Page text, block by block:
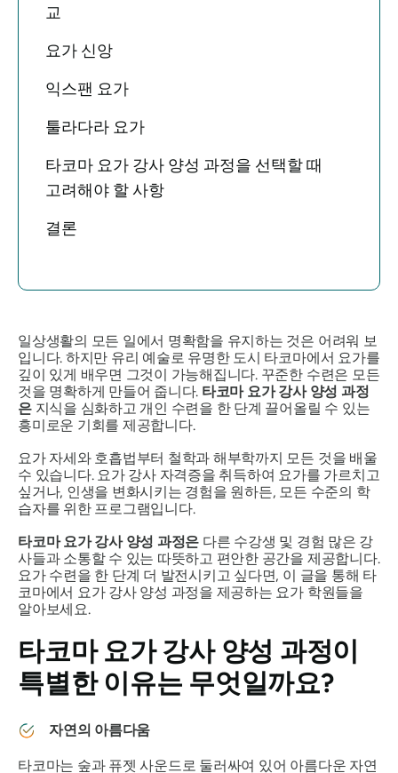
교
요가 신앙
익스팬 요가
툴라다라 요가
타코마 요가 강사 양성 과정을 선택할 때
고려해야 할 사항
결론
일상생활의 모든 일에서 명확함을 유지하는 것은 어려워 보
입니다. 하지만 유리 예술로 유명한 도시 타코마에서 요가를
깊이 있게 배우면 그것이 가능해집니다. 꾸준한 수련은 모든
것을 명확하게 만들어 줍니다. 타코마 요가 강사 양성 과정
은지식을 심화하고 개인 수련을 한 단계 끌어올릴 수 있는
흥미로운 기회를 제공합니다.
요가 자세와 호흡법부터 철학과 해부학까지 모든 것을 배울
수 있습니다. 요가 강사 자격증을 취득하여 요가를 가르치고
싶거나, 인생을 변화시키는 경험을 원하든, 모든 수준의 학
습자를 위한 프로그램입니다.
타코마 요가 강사 양성 과정은 다른 수강생 및 경험 많은 강
사들과 소통할 수 있는 따뜻하고 편안한 공간을 제공합니다.
요가 수련을 한 단계 더 발전시키고 싶다면, 이 글을 통해 타
코마에서 요가 강사 양성 과정을 제공하는 요가 학원들을
알아보세요.
타코마 요가 강사 양성 과정이
특별한 이유는 무엇일까요?
자연의 아름다움
타코마는 숲과 퓨젯 사운드로 둘러싸여 있어 아름다운 자연